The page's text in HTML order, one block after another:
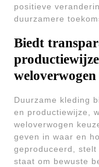
positieve
duurzamere
Biedt
Duurzame kleding
en productiewijze,
weloverwogen
geven in waar en
geproduceerd, stelt
staat om bewuste